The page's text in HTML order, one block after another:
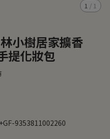
1 / 1
小樹居家擴香
提化妝包
9353811002260